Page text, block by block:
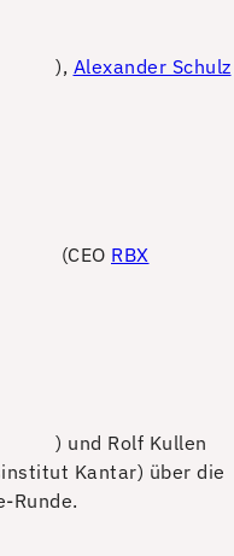
), Alexander Schulz
(CEO RBX
) und Rolf Kullen
Kantar) über die
Runde.